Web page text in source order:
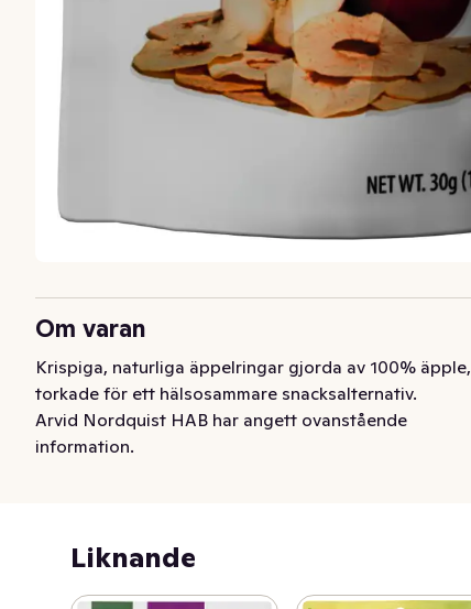
Om varan
Krispiga, naturliga äppelringar gjorda av 100% äpple,
torkade för ett hälsosammare snacksalternativ.
Arvid Nordquist HAB har angett ovanstående
information.
Liknande